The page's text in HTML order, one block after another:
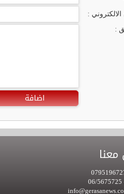
الالكتروني :
:
اضافة